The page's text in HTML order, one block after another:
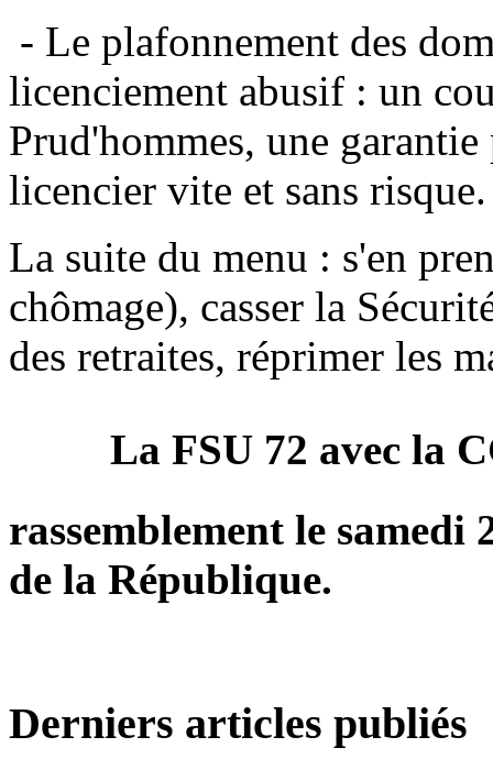
- Le plafonnement des
licenciement abusif : un
Prud'hommes, une
licencier vite et sans risque.
La suite du menu : s'en
chômage), casser la
des retraites, réprimer les
La FSU 72 avec la
rassemblement le samedi
de la République.
Derniers articles publiés